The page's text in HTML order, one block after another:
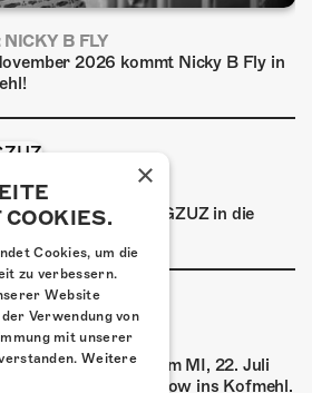
B FLY
2026 kommt Nicky B Fly in
2026 kommt GZUZ in die
SUMMER SHOW
kommen am MI, 22. Juli
Special Summer Show ins Kofmehl.
×
Cookies, um die
zu verbessern.
Website
Verwendung von
mit unserer
Weitere